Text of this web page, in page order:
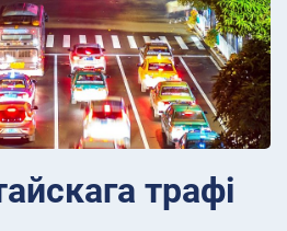
трафі